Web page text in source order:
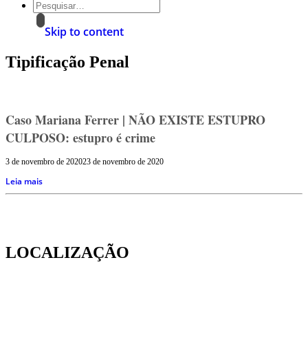
Skip to content
Tipificação Penal
Caso Mariana Ferrer | NÃO EXISTE ESTUPRO
CULPOSO: estupro é crime
3 de novembro de 202023 de novembro de 2020
Leia mais
LOCALIZAÇÃO